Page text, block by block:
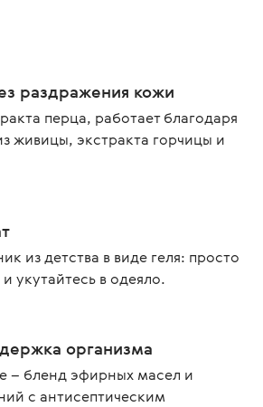
раздражения кожи
перца, работает благодаря
живицы, экстракта горчицы и
из детства в виде геля: просто
укутайтесь в одеяло.
организма
– бленд эфирных масел и
с антисептическим